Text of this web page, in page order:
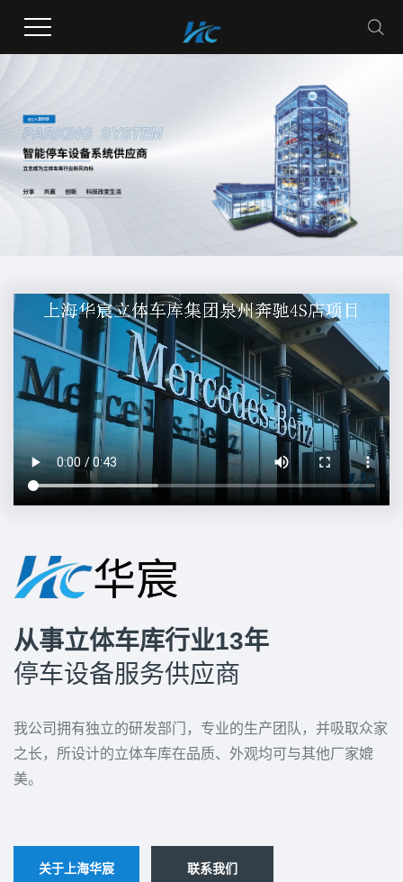
从事立体车库行业13年
停车设备服务供应商
我公司拥有独立的研发部门，专业的生产团队，并吸取众家
之长，所设计的立体车库在品质、外观均可与其他厂家媲
美。
关于上海华宸 联系我们